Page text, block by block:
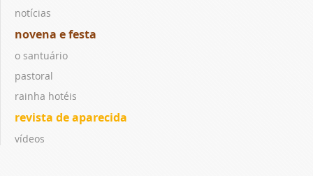
notícias
novena e festa
o santuário
pastoral
rainha hotéis
revista de aparecida
vídeos